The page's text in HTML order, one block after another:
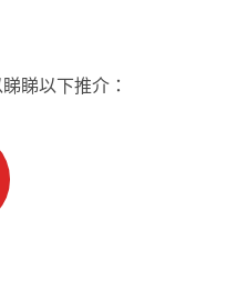
睇以下推介：